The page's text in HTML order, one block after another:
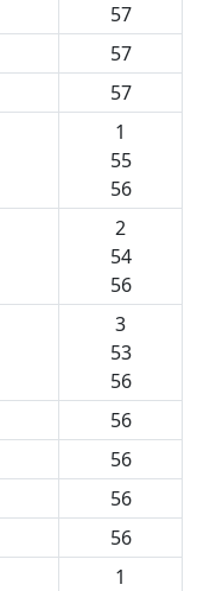
57
57
57
1
55
56
2
54
56
3
53
56
56
56
56
56
1